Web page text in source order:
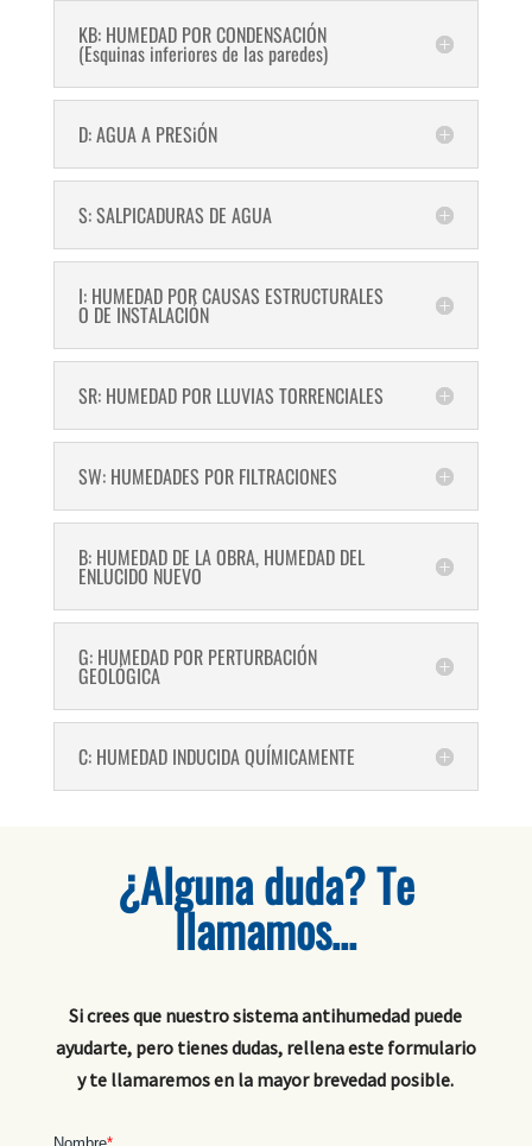
KB: HUMEDAD POR CONDENSACIÓN
(Esquinas inferiores de las paredes)
D: AGUA A PRESiÓN
S: SALPICADURAS DE AGUA
I: HUMEDAD POR CAUSAS ESTRUCTURALES
O DE INSTALACIÓN
SR: HUMEDAD POR LLUVIAS TORRENCIALES
SW: HUMEDADES POR FILTRACIONES
B: HUMEDAD DE LA OBRA, HUMEDAD DEL
ENLUCIDO NUEVO
G: HUMEDAD POR PERTURBACIÓN
GEOLÓGICA
C: HUMEDAD INDUCIDA QUÍMICAMENTE
¿Alguna duda? Te
llamamos…
Si crees que nuestro sistema antihumedad puede
ayudarte, pero tienes dudas, rellena este formulario
y te llamaremos en la mayor brevedad posible.